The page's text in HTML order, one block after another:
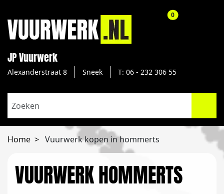
JP Vuurwerk
Alexanderstraat 8 Sneek T: 06 - 232 306 55
0aantal
Home Vuurwerk kopen in hommerts
VUURWERK HOMMERTS